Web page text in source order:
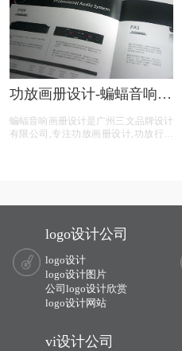
功放画册设计-蝙蝠音响画
蝙蝠音响画册设计是广州三文品牌设计
有限公司,专注功放画册设计,功放行业
logo设计公司
logo设计
logo设计图片
公司logo设计欣赏
logo设计网站
vi设计公司